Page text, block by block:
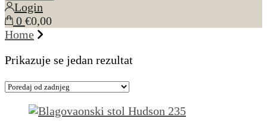
Login
0 €0,00
Home
Prikazuje se jedan rezultat